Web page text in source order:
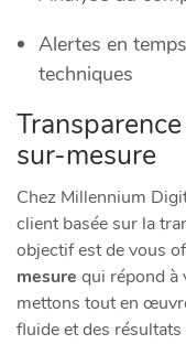
Alertes en
techniques
sur-mesure
Chez Millennium
client basée sur la
objectif est de vous
mesure qui répond à
mettons tout en
fluide et des